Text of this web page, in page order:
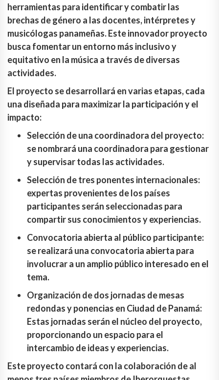
herramientas para identificar y combatir las
brechas de género a las docentes, intérpretes y
musicólogas panameñas. Este innovador proyecto
busca fomentar un entorno más inclusivo y
equitativo en la música a través de diversas
actividades.
El proyecto se desarrollará en varias etapas, cada
una diseñada para maximizar la participación y el
impacto:
Selección de una coordinadora del proyecto:
se nombrará una coordinadora para gestionar
y supervisar todas las actividades.
Selección de tres ponentes internacionales:
expertas provenientes de los países
participantes serán seleccionadas para
compartir sus conocimientos y experiencias.
Convocatoria abierta al público participante:
se realizará una convocatoria abierta para
involucrar a un amplio público interesado en el
tema.
Organización de dos jornadas de mesas
redondas y ponencias en Ciudad de Panamá:
Estas jornadas serán el núcleo del proyecto,
proporcionando un espacio para el
intercambio de ideas y experiencias.
Este proyecto contará con la colaboración de al